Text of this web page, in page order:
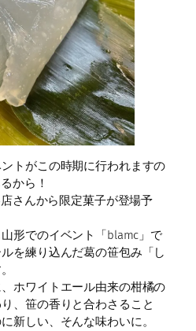
トがこの時期に行われますの
から！
さんから限定菓子が登場予
形でのイベント「blamc」で
を練り込んだ葛の笹包み「し
ホワイトエール由来の柑橘の
、笹の香りと合わさること
新しい、そんな味わいに。